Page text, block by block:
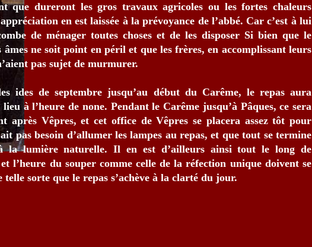
que dureront les gros travaux agricoles ou les fortes chaleurs
en est laissée à la prévoyance de l’abbé. Car c’est à lui
de ménager toutes choses et de les disposer Si bien que le
âmes ne soit point en péril et que les frères, en accomplissant leurs
pas sujet de murmurer.
ides de septembre jusqu’au début du Carême, le repas aura
à l’heure de none. Pendant le Carême jusqu’à Pâques, ce sera
après Vêpres, et cet office de Vêpres se placera assez tôt pour
pas besoin d’allumer les lampes au repas, et que tout se termine
la lumière naturelle. Il en est d’ailleurs ainsi tout le long de
et l’heure du souper comme celle de la réfection unique doivent se
telle sorte que le repas s’achève à la clarté du jour.